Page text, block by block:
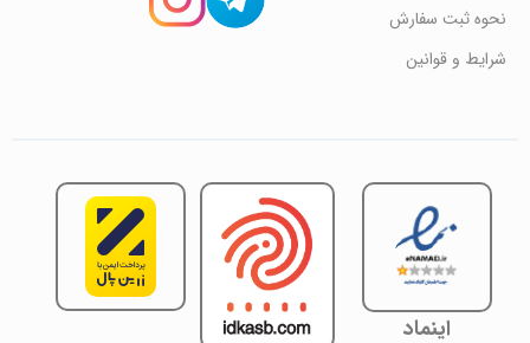
نحوه ثبت سفارش
شرایط و قوانین
اینماد